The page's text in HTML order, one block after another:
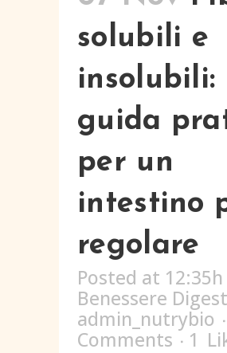
solubili e
insolubili:
guida
per un
intestino
regolare
Posted at 12:35h
Benessere
admin_nutrybio
Comments
1